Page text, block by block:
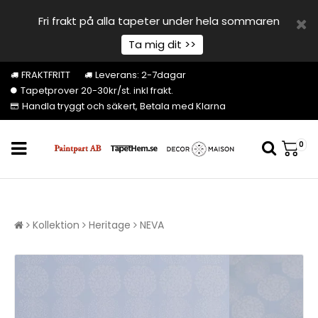
Fri frakt på alla tapeter under hela sommaren
Ta mig dit >>
FRAKTFRITT
Leverans: 2-7dagar
Tapetprover 20-30kr/st. inkl frakt.
Handla tryggt och säkert, Betala med Klarna
0
Kollektion Heritage NEVA